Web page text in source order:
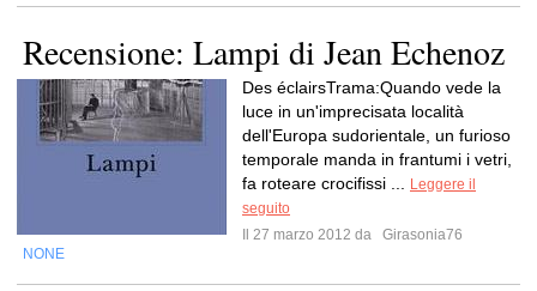
Recensione: Lampi di Jean Echenoz
Des éclairsTrama:Quando vede la
luce in un'imprecisata località
dell'Europa sudorientale, un furioso
temporale manda in frantumi i vetri,
fa roteare crocifissi ...
Leggere il
seguito
Il 27 marzo 2012 da
Girasonia76
NONE